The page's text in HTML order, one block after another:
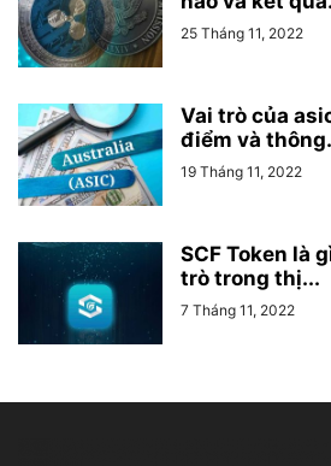
25 Tháng 11, 2022
Vai trò của
điểm và
19 Tháng 11, 2022
SCF Token là
trò trong thị...
7 Tháng 11, 2022